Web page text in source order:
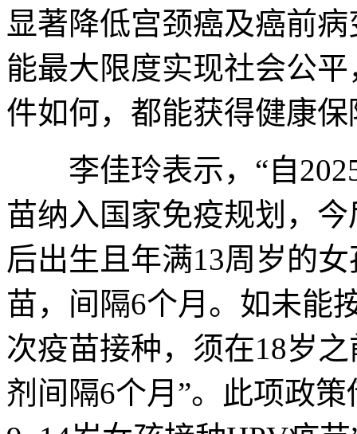
显著降低宫颈癌及癌前
能最大限度实现社会公
件如何，都能获得健康保
李佳玲表示，“自2025
苗纳入国家免疫规划，
后出生且年满13周岁的
苗，间隔6个月。如未能
次疫苗接种，须在18岁
剂间隔6个月”。此项政